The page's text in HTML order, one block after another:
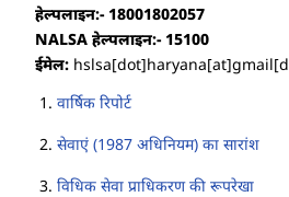
हेल्पलाइन:- 18001802057
NALSA हेल्पलाइन:- 15100
ईमेल:
वार्षिक रिपोर्ट
सेवाएं (1987 अधिनियम) का सारांश
विधिक सेवा प्राधिकरण की रूपरेखा